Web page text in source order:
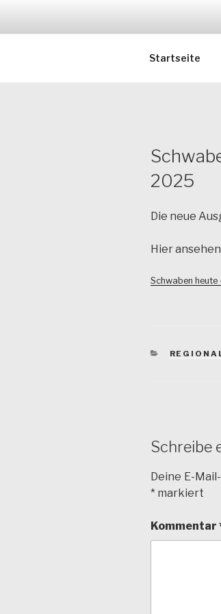
Startseite
2025
Die neue
Hier ansehen
Schwaben
Schreibe
Deine E-
* markiert
Kommentar